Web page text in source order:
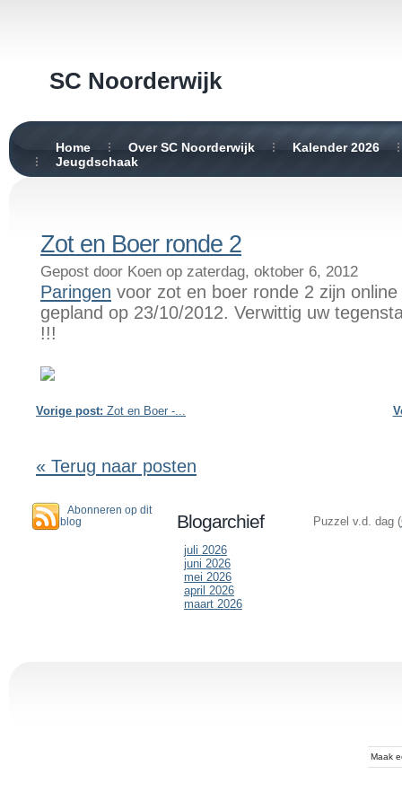
SC Noorderwijk
Home Over SC Noorderwijk
Kalender 2026
Jeugdschaak
Zot en Boer ronde 2
Gepost door Koen op zaterdag, oktober 6, 2012
Paringen voor zot en boer ronde 2 zijn
gepland op 23/10/2012. Verwittig uw
!!!
Vorige post: Zot en Boer -...
« Terug naar posten
Abonneren op dit
blog
Blogarchief
juli 2026
juni 2026
mei 2026
april 2026
maart 2026
Puzzel v.d. dag (
Maak